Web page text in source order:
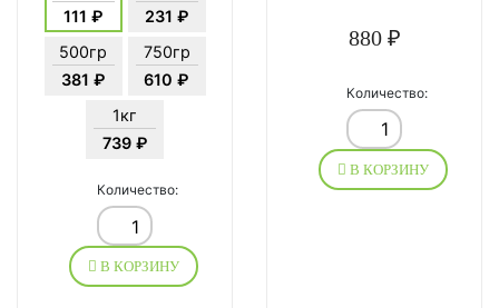
111 ₽
231 ₽
500гр
381 ₽
750гр
610 ₽
1кг
739 ₽
Количество:
В КОРЗИНУ
880 ₽
Количество:
В КОРЗИНУ